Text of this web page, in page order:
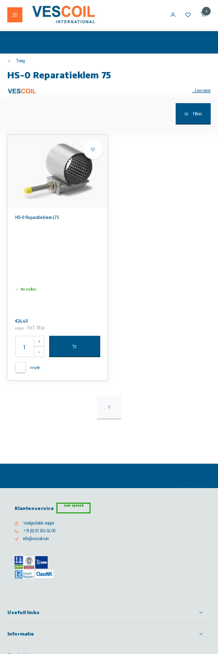
0
Terug
HS-0 Reparatieklem 75
HS-0 reparatieklem beugels zijn geschikt voor het repareren van ALLE leidingtypes. GVK en PE leidingen kunnen gerepareerd worden met
Verkrijgbaar voor nominale buisdiameters 1/2" tot 2" (19-23) tot 60-64. Beschikbare lengte 75, 100 en 150 mm
Standaard rubberen pakking: EPDM, geschikt voor water
NBR-rubber is zonder meerprijs leverbaar / EPDM-HT / VITON op aanvraag
16 bar. Zie onze datasheet voor gedetailleerde informatie over werkdruk.
...Lees meer
Filters
HS-0 Reparatieklem L75
Bestellen
€24,40
€29,52 Incl. btw
Vergelijk
1
Klantenservice now opened
Veelgestelde vragen
+31 (0) 10 304 66 00
info@vescoil.com
Usefull links
Informatie